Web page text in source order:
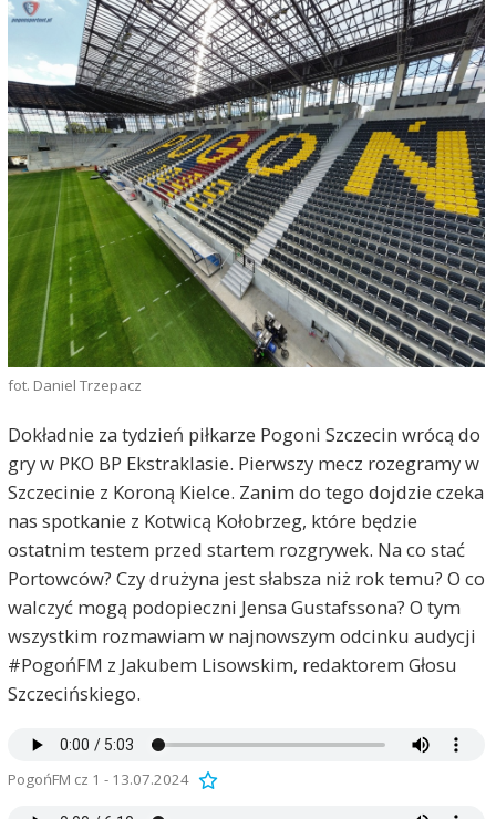
fot. Daniel Trzepacz
Dokładnie za tydzień piłkarze Pogoni Szczecin wrócą do
gry w PKO BP Ekstraklasie. Pierwszy mecz rozegramy w
Szczecinie z Koroną Kielce. Zanim do tego dojdzie czeka
nas spotkanie z Kotwicą Kołobrzeg, które będzie
ostatnim testem przed startem rozgrywek. Na co stać
Portowców? Czy drużyna jest słabsza niż rok temu? O co
walczyć mogą podopieczni Jensa Gustafssona? O tym
wszystkim rozmawiam w najnowszym odcinku audycji
#PogońFM z Jakubem Lisowskim, redaktorem Głosu
Szczecińskiego.
PogońFM cz 1 - 13.07.2024